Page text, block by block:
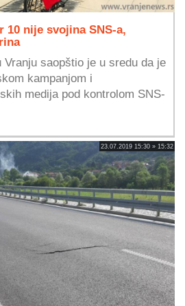
10 nije svojina SNS-a,
saopštio je u sredu da je
kampanjom i
medija pod kontrolom SNS-
23.07.2019 15:30 » 15:32